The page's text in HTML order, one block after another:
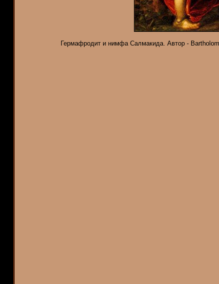
Гермафродит и нимфа Салмакида. Автор -